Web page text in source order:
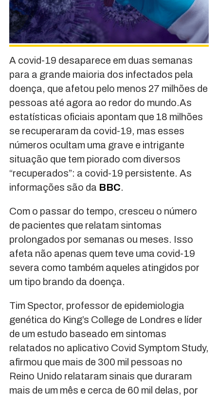
A covid-19 desaparece em duas semanas
para a grande maioria dos infectados pela
doença, que afetou pelo menos 27 milhões de
pessoas até agora ao redor do mundo.As
estatísticas oficiais apontam que 18 milhões
se recuperaram da covid-19, mas esses
números ocultam uma grave e intrigante
situação que tem piorado com diversos
“recuperados”: a covid-19 persistente. As
informações são da BBC.
Com o passar do tempo, cresceu o número
de pacientes que relatam sintomas
prolongados por semanas ou meses. Isso
afeta não apenas quem teve uma covid-19
severa como também aqueles atingidos por
um tipo brando da doença.
Tim Spector, professor de epidemiologia
genética do King’s College de Londres e líder
de um estudo baseado em sintomas
relatados no aplicativo Covid Symptom Study,
afirmou que mais de 300 mil pessoas no
Reino Unido relataram sinais que duraram
mais de um mês e cerca de 60 mil delas, por